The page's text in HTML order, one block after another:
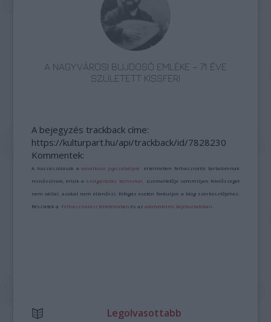
A NAGYVÁROSI BUJDOSÓ EMLÉKE – 71 ÉVE
SZÜLETETT KISSFERI
A bejegyzés trackback címe:
https://kulturpart.hu/api/trackback/id/7828230
Kommentek:
A hozzászólások avonatkozó jogszabályok értelmében felhasználói tartalomnak
minősülnek, értük a szolgáltatás technikai üzemeltetője semmilyen felelősséget
nem vállal, azokat nem ellenőrzi. Kifogás esetén forduljon a blog szerkesztőjéhez.
Részletek a Felhasználási feltételekben és azadatvédelmi tájékoztatóban
Legolvasottabb